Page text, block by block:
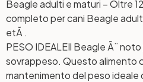
Beagle adulti e maturi – Oltre
completo per cani Beagle
etÃ .
PESO IDEALEIl Beagle Ã¨
sovrappeso. Questo alimento
mantenimento del peso ideale